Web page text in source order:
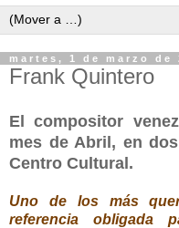
martes, 1 de marzo de
Frank Quintero
El compositor
mes de Abril, en
Centro Cultural.
Uno de los más
referencia obligada